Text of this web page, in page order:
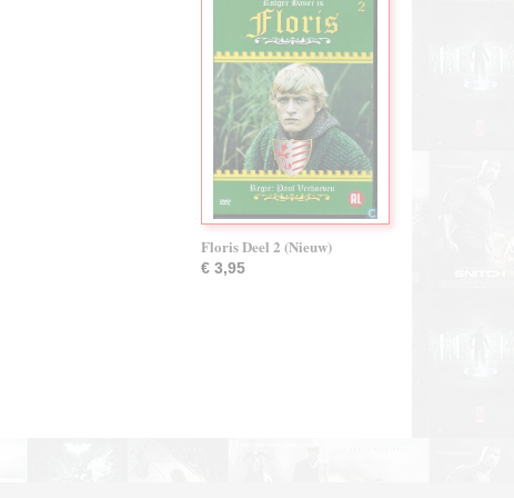
Floris Deel 2 (Nieuw)
€ 3,95